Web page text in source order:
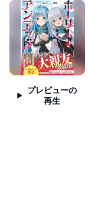
プレビューの
再生